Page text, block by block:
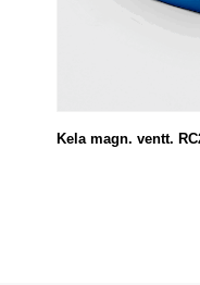
Kela magn. ventt.